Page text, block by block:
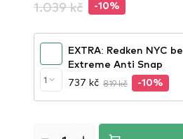
1.039 kč -10%
1
EXTRA: Redken NYC
Extreme Anti Snap
737 kč 819 kč -10%